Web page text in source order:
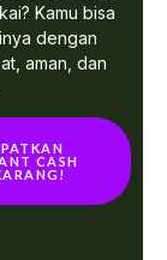
Kamu bisa
dengan
aman, dan
CASH